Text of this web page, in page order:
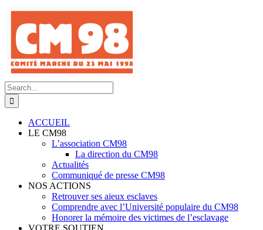
Skip
content
Search
for:
ACCUEIL
LE CM98
L’association CM98
La direction du CM98
Actualités
Communiqué de presse CM98
NOS ACTIONS
Retrouver ses aieux esclaves
Comprendre avec l’Université populaire du CM98
Honorer la mémoire des victimes de l’esclavage
VOTRE SOUTIEN